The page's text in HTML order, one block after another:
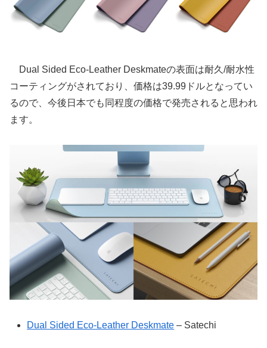
Dual Sided Eco-Leather Deskmateの表面は耐久/耐水性
コーティングがされており、価格は39.99ドルとなってい
るので、今後日本でも同程度の価格で発売されると思われ
ます。
Dual Sided Eco-Leather Deskmate – Satechi